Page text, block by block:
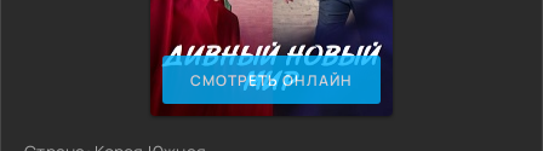
СМОТРЕТЬ ОНЛАЙН